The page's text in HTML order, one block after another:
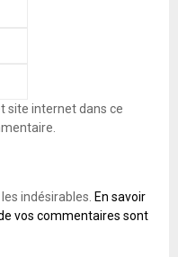
site internet dans ce
indésirables. En savoir
vos commentaires sont